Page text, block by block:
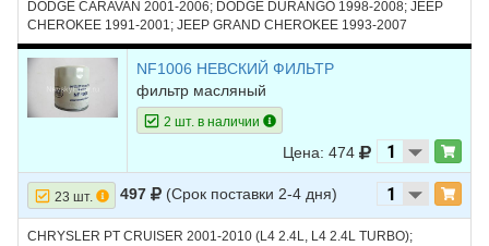
DODGE CARAVAN 2001-2006; DODGE DURANGO 1998-2008; JEEP
CHEROKEE 1991-2001; JEEP GRAND CHEROKEE 1993-2007
NF1006 НЕВСКИЙ ФИЛЬТР
фильтр масляный
2 шт. в наличии
Цена: 474
23 шт. 497 (Срок поставки 2-4 дня)
CHRYSLER PT CRUISER 2001-2010 (L4 2.4L, L4 2.4L TURBO);